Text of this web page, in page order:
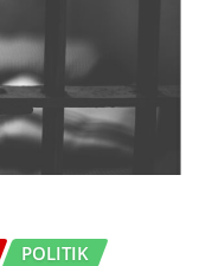
POLITIK